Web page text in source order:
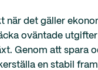
när det gäller
oväntade
Genom att spara
en stabil